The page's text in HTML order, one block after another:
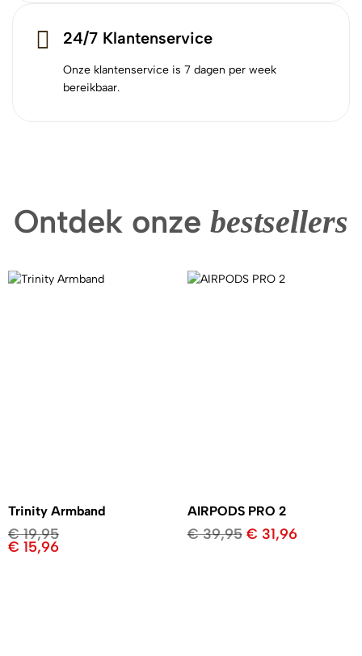
24/7 Klantenservice
Onze klantenservice is 7 dagen per week
bereikbaar.
Ontdek onze bestsellers
Trinity Armband
€19,95
€ 15,96
AIRPODS PRO 2
€39,95 € 31,96